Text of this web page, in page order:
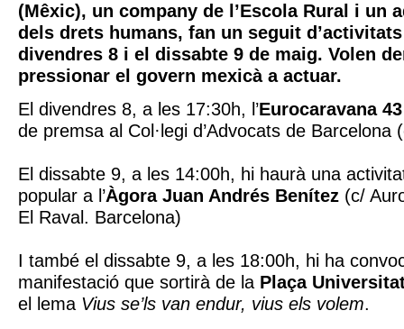
(Mêxic), un company de l’Escola Rural i un
dels drets humans, fan un seguit
divendres 8 i el dissabte 9 de maig. Volen
pressionar el govern mexicà a actuar.
El divendres 8, a les 17:30h, l’Eurocaravana 43
de premsa al Col·legi d’Advocats de Barcelona
El dissabte 9, a les 14:00h, hi haurà una
popular a l’Àgora Juan Andrés Benítez (c/
El Raval. Barcelona)
I també el dissabte 9, a les 18:00h, hi ha
manifestació que sortirà de la Plaça
el lema Vius se’ls van endur, vius els volem.